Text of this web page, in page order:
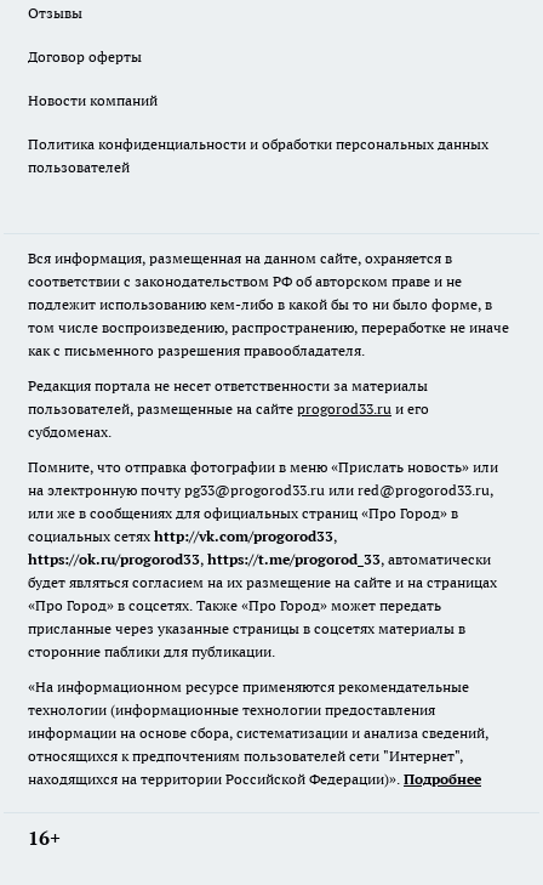
Отзывы
Договор оферты
Новости компаний
Политика конфиденциальности и обработки персональных данных
пользователей
Вся информация, размещенная на данном сайте, охраняется в
соответствии с законодательством РФ об авторском праве и не
подлежит использованию кем-либо в какой бы то ни было форме, в
том числе воспроизведению, распространению, переработке не иначе
как с письменного разрешения правообладателя.
Редакция портала не несет ответственности за материалы
пользователей, размещенные на сайте progorod33.ru и его
субдоменах.
Помните, что отправка фотографии в меню «Прислать новость» или
на электронную почту pg33@progorod33.ru или red@progorod33.ru,
или же в сообщениях для официальных страниц «Про Город» в
социальных сетях http://vk.com/progorod33,
https://ok.ru/progorod33, https://t.me/progorod_33, автоматически
будет являться согласием на их размещение на сайте и на страницах
«Про Город» в соцсетях. Также «Про Город» может передать
присланные через указанные страницы в соцсетях материалы в
сторонние паблики для публикации.
«На информационном ресурсе применяются рекомендательные
технологии (информационные технологии предоставления
информации на основе сбора, систематизации и анализа сведений,
относящихся к предпочтениям пользователей сети "Интернет",
находящихся на территории Российской Федерации)». Подробнее
16+